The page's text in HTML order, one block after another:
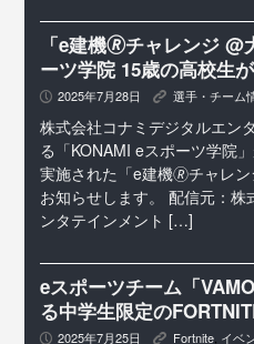
「e建機🄬チャレンジ
ーツ学院 15歳の高校生
P 2025年7月28日 K 選手・チーム
株式会社コナミデジタルエン
る「KONAMI eスポーツ学院
実施された「e建機🄬チャレ
お知らせします。 配信元：
ンタテインメント […]
eスポーツチーム「
る中学生限定の
P 2025年7月25日 K Fortnite イベ